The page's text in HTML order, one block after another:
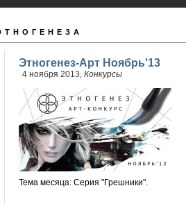
Этногенез-Арт Ноябрь'13
4 ноября 2013, Конкурсы
Тема месяца: Серия "Грешники".